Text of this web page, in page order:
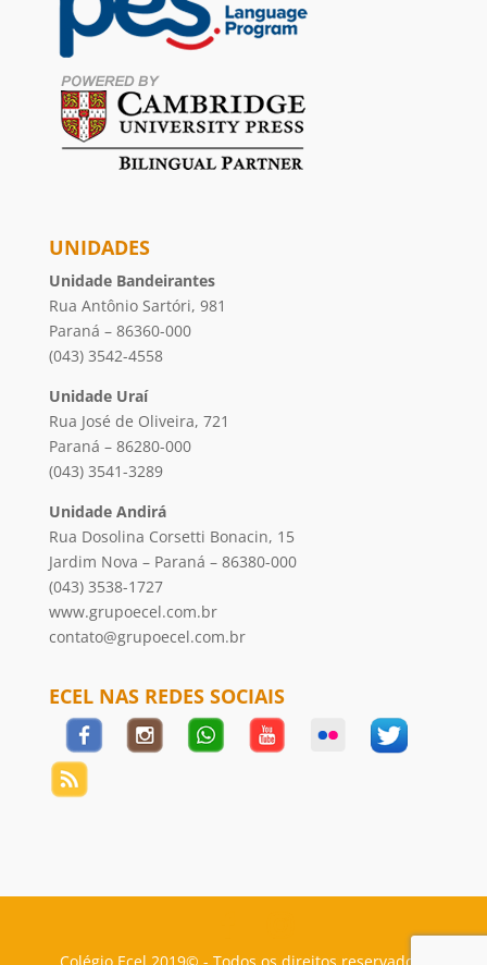
UNIDADES
Unidade Bandeirantes
Rua Antônio Sartóri, 981
Paraná – 86360-000
(043) 3542-4558
Unidade Uraí
Rua José de Oliveira, 721
Paraná – 86280-000
(043) 3541-3289
Unidade Andirá
Rua Dosolina Corsetti Bonacin, 15
Jardim Nova – Paraná – 86380-000
(043) 3538-1727
www.grupoecel.com.br
contato@grupoecel.com.br
ECEL NAS REDES SOCIAIS